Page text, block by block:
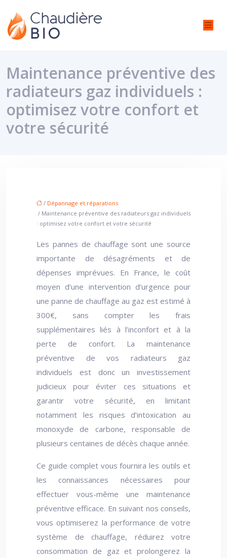
Maintenance préventive des
radiateurs gaz individuels :
optimisez votre confort et
votre sécurité
/ Dépannage et réparations
/ Maintenance préventive des radiateurs gaz individuels
: optimisez votre confort et votre sécurité
Les pannes de chauffage sont une source
importante de désagréments et de
dépenses imprévues. En France, le coût
moyen d’une intervention d’urgence pour
une panne de chauffage au gaz est estimé à
300€, sans compter les frais
supplémentaires liés à l’inconfort et à la
perte de confort. La maintenance
préventive de vos radiateurs gaz
individuels est donc un investissement
judicieux pour éviter ces situations et
garantir votre sécurité, en limitant
notamment les risques d’intoxication au
monoxyde de carbone, responsable de
plusieurs centaines de décès chaque année.
Ce guide complet vous fournira les outils et
les connaissances nécessaires pour
effectuer vous-même une maintenance
préventive efficace. En suivant nos conseils,
vous optimiserez la performance de votre
système de chauffage, réduirez votre
consommation de gaz et prolongerez la